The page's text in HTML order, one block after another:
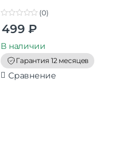
o
t
o
f
5
(0)
499 ₽
В наличии
Гарантия 12 месяцев
Сравнение